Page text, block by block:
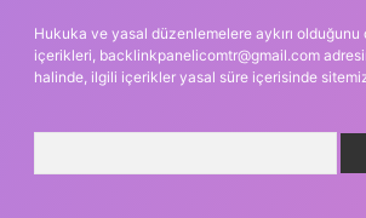
Hukuka ve yasal düzenlemelere aykırı olduğunu
içerikleri, backlinkpanelicomtr@gmail.com
halinde, ilgili içerikler yasal süre içerisinde